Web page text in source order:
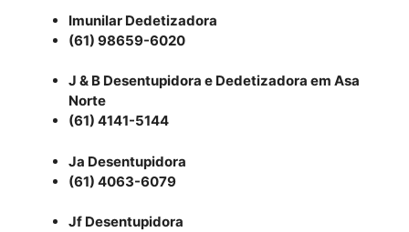
Imunilar Dedetizadora
(61) 98659-6020
J & B Desentupidora e Dedetizadora em Asa
Norte
(61) 4141-5144
Ja Desentupidora
(61) 4063-6079
Jf Desentupidora